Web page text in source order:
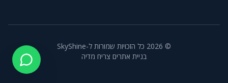
©
2026 כל הזכויות שמורות ל-SkyShine
בניית אתרים צריח מדיה